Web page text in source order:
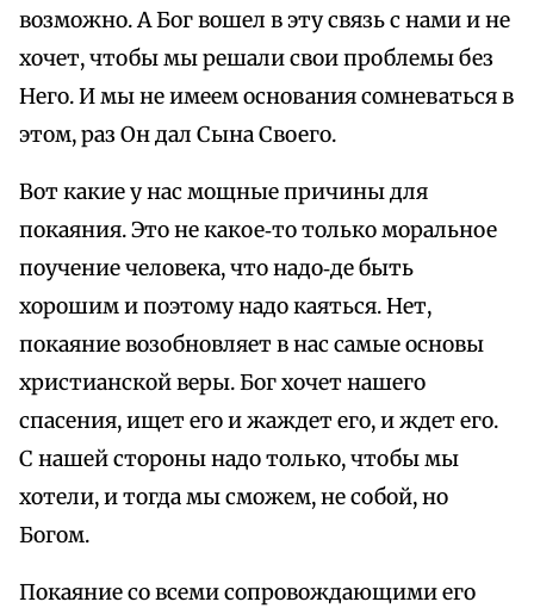
возможно. А Бог вошел в эту связь с нами и не
хочет, чтобы мы решали свои проблемы без
Него. И мы не имеем основания сомневаться в
этом, раз Он дал Сына Своего.
Вот какие у нас мощные причины для
покаяния. Это не какое‑то только моральное
поучение человека, что надо‑де быть
хорошим и поэтому надо каяться. Нет,
покаяние возобновляет в нас самые основы
христианской веры. Бог хочет нашего
спасения, ищет его и жаждет его, и ждет его.
С нашей стороны надо только, чтобы мы
хотели, и тогда мы сможем, не собой, но
Богом.
Покаяние со всеми сопровождающими его